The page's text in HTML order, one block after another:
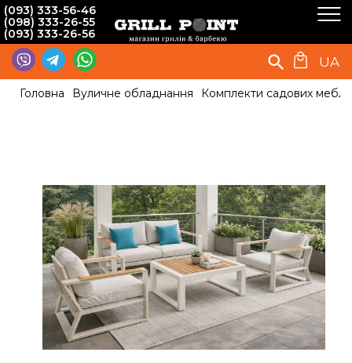
(093) 333-56-46
(098) 333-26-55
(093) 333-26-56
UA
Головна Вуличне обладнання Комплекти садових